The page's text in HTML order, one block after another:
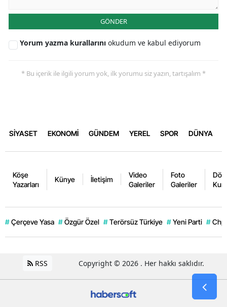
GÖNDER
Yorum yazma kurallarını okudum ve kabul ediyorum
* Bu içerik ile ilgili yorum yok, ilk yorumu siz yazın, tartışalım *
SİYASET EKONOMİ GÜNDEM YEREL SPOR DÜNYA
Köşe
Yazarları
Künye İletişim
Video
Galeriler
Foto
Galeriler
# Çerçeve Yasa # Özgür Özel # Terörsüz Türkiye # Yeni Parti # Chp
RSS Copyright © 2026 . Her hakkı saklıdır.